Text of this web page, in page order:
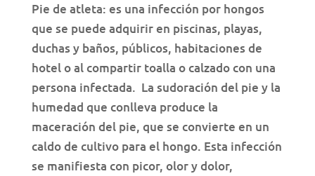
Pie de atleta: es una infección por hongos
que se puede adquirir en piscinas, playas,
duchas y baños, públicos, habitaciones de
hotel o al compartir toalla o calzado con una
persona infectada. La sudoración del pie y la
humedad que conlleva produce la
maceración del pie, que se convierte en un
caldo de cultivo para el hongo. Esta infección
se manifiesta con picor, olor y dolor,